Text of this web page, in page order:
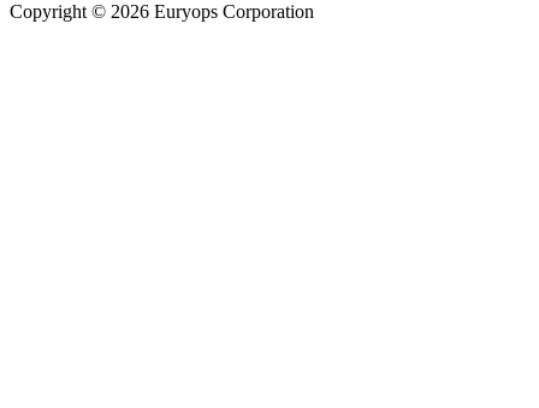
Copyright © 2026 Euryops Corporation